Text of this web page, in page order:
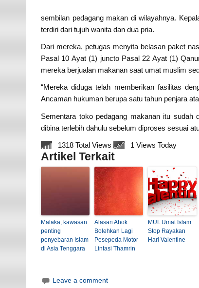
sembilan pedagang makan di wilayahnya.
terdiri dari tujuh wanita dan dua pria.
Dari mereka, petugas menyita belasan paket
Pasal 10 Ayat (1) juncto Pasal 22 Ayat (1)
mereka berjualan makanan saat umat muslim
“Mereka diduga telah memberikan fasilitas
Ancaman hukuman berupa satu tahun penjara
Sementara toko pedagang makanan itu sudah
dibina terlebih dahulu sebelum diproses sesuai
1318 Total Views 1 Views Today
Artikel Terkait
Malaka, kawasan
penting
penyebaran Islam
di Asia Tenggara
Alasan Ahok
Bolehkan Lagi
Pesepeda Motor
Lintasi Thamrin
MUI: Umat Islam
Stop Rayakan
Hari Valentine
Leave a comment